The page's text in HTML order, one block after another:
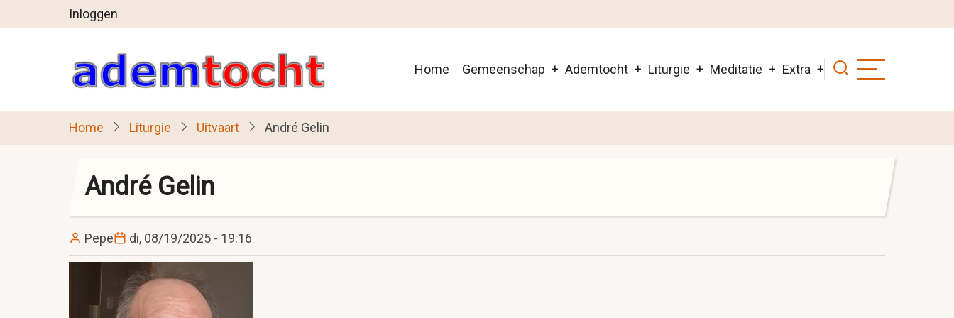
en
gaan
User
account
menu
Inloggen
Main
Home Gemeenschap Ademtocht Liturgie Meditatie Extra
Home Liturgie Uitvaart André Gelin
André Gelin
Pepe di, 08/19/2025 - 19:16
Image